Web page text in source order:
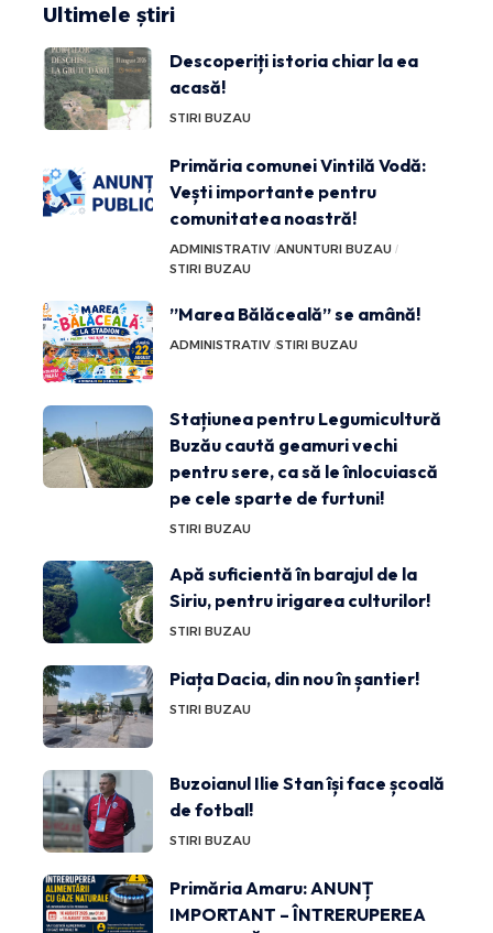
Ultimele știri
Descoperiți istoria chiar la ea
acasă!
STIRI BUZAU
Primăria comunei Vintilă Vodă:
Vești importante pentru
comunitatea noastră!
ADMINISTRATIV ANUNTURI BUZAU
STIRI BUZAU
”Marea Bălăceală” se amână!
ADMINISTRATIV STIRI BUZAU
Stațiunea pentru Legumicultură
Buzău caută geamuri vechi
pentru sere, ca să le înlocuiască
pe cele sparte de furtuni!
STIRI BUZAU
Apă suficientă în barajul de la
Siriu, pentru irigarea culturilor!
STIRI BUZAU
Piața Dacia, din nou în șantier!
STIRI BUZAU
Buzoianul Ilie Stan își face școală
de fotbal!
STIRI BUZAU
Primăria Amaru: ANUNȚ
IMPORTANT – ÎNTRERUPEREA